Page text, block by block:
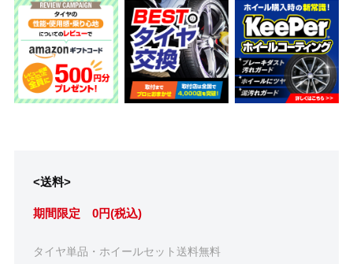
<送料>
期間限定 0円(税込)
タイヤ単品・ホイールセット送料無料